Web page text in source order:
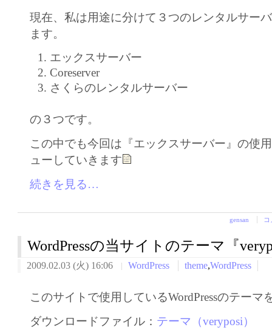
現在、私は用途に分けて３つのレンタルサー
ます。
エックスサーバー
Coreserver
さくらのレンタルサーバー
の３つです。
この中でも今回は『エックスサーバー』の使
ューしていきます
続きを見る…
gensan
WordPressの当サイトのテーマ『
2009.02.03 (火) 16:06 WordPress theme,WordPress
このサイトで使用しているWordPressのテーマ
ダウンロードファイル： テーマ（veryposi）